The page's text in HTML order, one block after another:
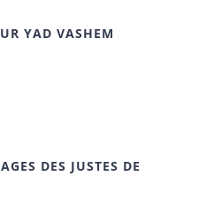
YAD VASHEM
DES JUSTES DE